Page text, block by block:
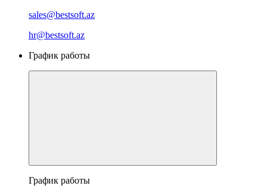
sales@bestsoft.az
hr@bestsoft.az
График работы
График работы